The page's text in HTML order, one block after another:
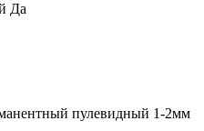
Да
пулевидный 1-2мм